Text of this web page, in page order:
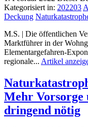
Kategorisiert in: 202203
Deckung
M.S. | Die öffentlichen
Marktführer in der
Elementargefahren-
regionale... Artikel
Mehr Vorsorge
dringend nötig